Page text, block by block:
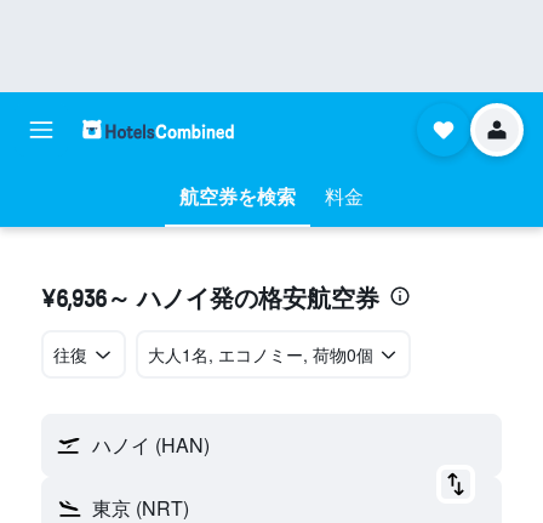
航空券を検索 料金
¥6,936～ ハノイ発の格安航空券
往復 ​大人1名, エコノミー, 荷物0個
ハノイ (HAN)
東京 (NRT)